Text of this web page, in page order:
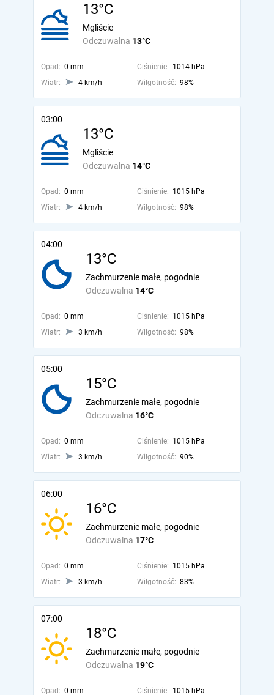
13°C
Odczuwalna 13°C
Mgliście
Opad: 0 mm Ciśnienie: 1014 hPa
Wiatr:
4 km/h Wilgotność: 98%
03:00
13°C
Odczuwalna 14°C
Mgliście
Opad: 0 mm Ciśnienie: 1015 hPa
Wiatr:
4 km/h Wilgotność: 98%
04:00
13°C
Odczuwalna 14°C
Zachmurzenie małe, pogodnie
Opad: 0 mm Ciśnienie: 1015 hPa
Wiatr:
3 km/h Wilgotność: 98%
05:00
15°C
Odczuwalna 16°C
Zachmurzenie małe, pogodnie
Opad: 0 mm Ciśnienie: 1015 hPa
Wiatr:
3 km/h Wilgotność: 90%
06:00
16°C
Odczuwalna 17°C
Zachmurzenie małe, pogodnie
Opad: 0 mm Ciśnienie: 1015 hPa
Wiatr:
3 km/h Wilgotność: 83%
07:00
18°C
Odczuwalna 19°C
Zachmurzenie małe, pogodnie
Opad: 0 mm Ciśnienie: 1015 hPa